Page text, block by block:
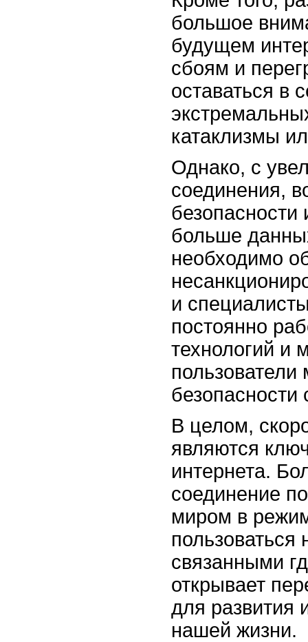
большое
будущем
сбоям и
оставаться в
катаклизмы
Однако, с
соединения,
больше
необходимо
и
постоянно
технологий и
В целом,
являются
интернета.
соединение
миром в
связанными
открывает
для развития
нашей жизни.